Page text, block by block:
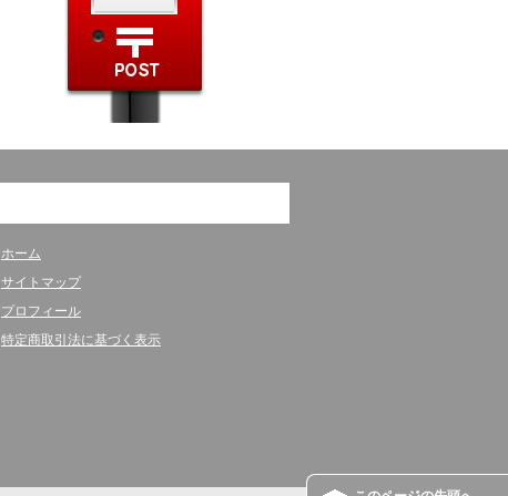
ホーム
サイトマップ
プロフィール
特定商取引法に基づく表示